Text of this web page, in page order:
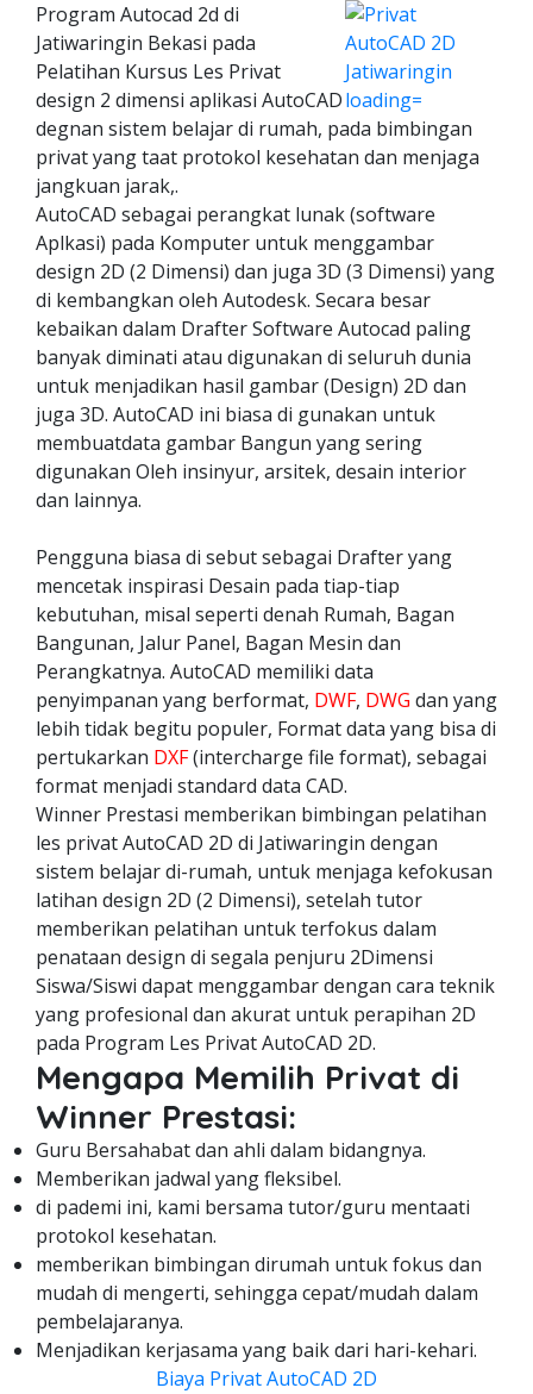
Program Autocad 2d di
Jatiwaringin Bekasi pada
Pelatihan Kursus Les Privat
design 2 dimensi aplikasi AutoCAD
degnan sistem belajar di rumah, pada bimbingan
privat yang taat protokol kesehatan dan menjaga
jangkuan jarak,.
AutoCAD sebagai perangkat lunak (software
Aplkasi) pada Komputer untuk menggambar
design 2D (2 Dimensi) dan juga 3D (3 Dimensi) yang
di kembangkan oleh Autodesk. Secara besar
kebaikan dalam Drafter Software Autocad paling
banyak diminati atau digunakan di seluruh dunia
untuk menjadikan hasil gambar (Design) 2D dan
juga 3D. AutoCAD ini biasa di gunakan untuk
membuatdata gambar Bangun yang sering
digunakan Oleh insinyur, arsitek, desain interior
dan lainnya.
Pengguna biasa di sebut sebagai Drafter yang
mencetak inspirasi Desain pada tiap-tiap
kebutuhan, misal seperti denah Rumah, Bagan
Bangunan, Jalur Panel, Bagan Mesin dan
Perangkatnya. AutoCAD memiliki data
penyimpanan yang berformat, DWF, DWG dan yang
lebih tidak begitu populer, Format data yang bisa di
pertukarkan DXF(intercharge file format), sebagai
format menjadi standard data CAD.
Winner Prestasi memberikan bimbingan pelatihan
les privat AutoCAD 2D di Jatiwaringin dengan
sistem belajar di-rumah, untuk menjaga kefokusan
latihan design 2D (2 Dimensi), setelah tutor
memberikan pelatihan untuk terfokus dalam
penataan design di segala penjuru 2Dimensi
Siswa/Siswi dapat menggambar dengan cara teknik
yang profesional dan akurat untuk perapihan 2D
pada Program Les Privat AutoCAD 2D.
Mengapa Memilih Privat di
Winner Prestasi:
Guru Bersahabat dan ahli dalam bidangnya.
Memberikan jadwal yang fleksibel.
di pademi ini, kami bersama tutor/guru mentaati
protokol kesehatan.
memberikan bimbingan dirumah untuk fokus dan
mudah di mengerti, sehingga cepat/mudah dalam
pembelajaranya.
Menjadikan kerjasama yang baik dari hari-kehari.
Biaya Privat AutoCAD 2D